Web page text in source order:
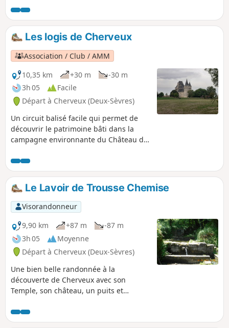
Les logis de Cherveux
Association / Club / AMM
10,35 km
+30 m
-30 m
3h 05
Facile
Départ à Cherveux (Deux-Sèvres)
Un circuit balisé facile qui permet de
découvrir le patrimoine bâti dans la
campagne environnante du Château de
Le Lavoir de Trousse Chemise
Visorandonneur
9,90 km
+87 m
-87 m
3h 05
Moyenne
Départ à Cherveux (Deux-Sèvres)
Une bien belle randonnée à la
découverte de Cherveux avec son
Temple, son château, un puits et
(1880), un cadran solaire (1836). Sur le
parcours quelques cimetières familiaux,